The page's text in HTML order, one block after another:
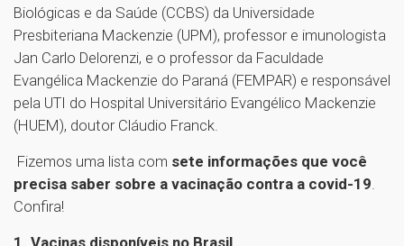
Biológicas e da Saúde (CCBS) da Universidade
Presbiteriana Mackenzie (UPM), professor e imunologista
Jan Carlo Delorenzi, e o professor da Faculdade
Evangélica Mackenzie do Paraná (FEMPAR) e responsável
pela UTI do Hospital Universitário Evangélico Mackenzie
(HUEM), doutor Cláudio Franck.
Fizemos uma lista com sete informações que você
precisa saber sobre a vacinação contra a covid-19
Confira!
1. Vacinas disponíveis no Brasil